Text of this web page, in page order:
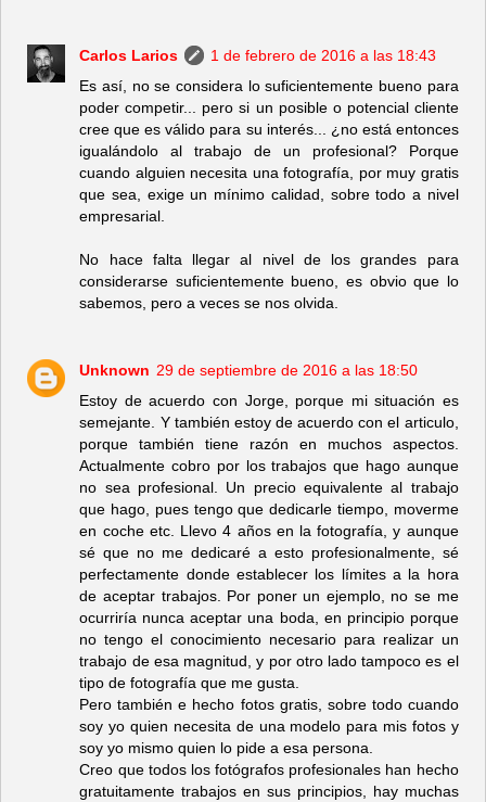
Carlos Larios
1 de febrero de 2016 a las 18:43
Es así, no se considera lo suficientemente bueno para
poder competir... pero si un posible o potencial cliente
cree que es válido para su interés... ¿no está entonces
igualándolo al trabajo de un profesional? Porque
cuando alguien necesita una fotografía, por muy gratis
que sea, exige un mínimo calidad, sobre todo a nivel
empresarial.
No hace falta llegar al nivel de los grandes para
considerarse suficientemente bueno, es obvio que lo
sabemos, pero a veces se nos olvida.
Unknown 29 de septiembre de 2016 a las 18:50
Estoy de acuerdo con Jorge, porque mi situación es
semejante. Y también estoy de acuerdo con el articulo,
porque también tiene razón en muchos aspectos.
Actualmente cobro por los trabajos que hago aunque
no sea profesional. Un precio equivalente al trabajo
que hago, pues tengo que dedicarle tiempo, moverme
en coche etc. Llevo 4 años en la fotografía, y aunque
sé que no me dedicaré a esto profesionalmente, sé
perfectamente donde establecer los límites a la hora
de aceptar trabajos. Por poner un ejemplo, no se me
ocurriría nunca aceptar una boda, en principio porque
no tengo el conocimiento necesario para realizar un
trabajo de esa magnitud, y por otro lado tampoco es el
tipo de fotografía que me gusta.
Pero también e hecho fotos gratis, sobre todo cuando
soy yo quien necesita de una modelo para mis fotos y
soy yo mismo quien lo pide a esa persona.
Creo que todos los fotógrafos profesionales han hecho
gratuitamente trabajos en sus principios, hay muchas